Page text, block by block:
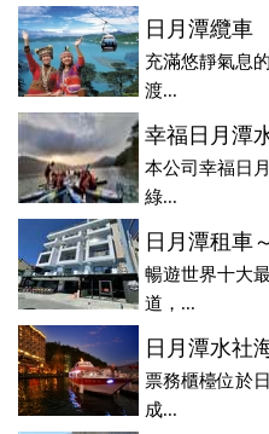
日月潭纜車
充滿悠靜氣息
渡...
幸福日月潭
本公司幸福日
綠...
日月潭租車
暢遊世界十大
道，...
日月潭水社
票務櫃檯位於
成...